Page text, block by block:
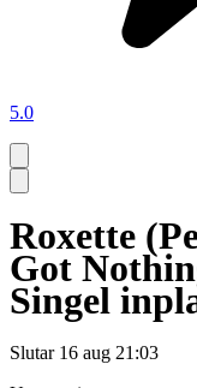
5.0
Roxette
Got
Singel
Slutar 16 aug 21:03